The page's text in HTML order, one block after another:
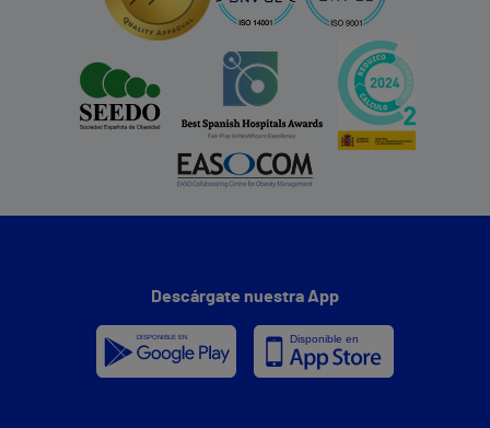
Descárgate nuestra App